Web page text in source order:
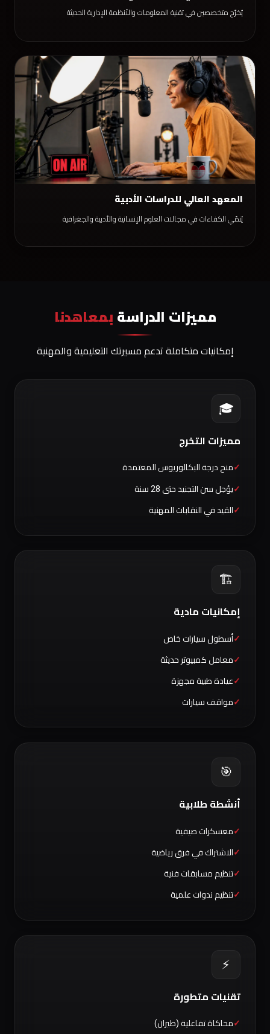
يُخرّج متخصصين في تقنية المعلومات والأنظمة الإدارية الحديثة
المعهد العالي للدراسات الأدبية
يُنمّي الكفاءات في مجالات العلوم الإنسانية والأدبية والجغرافية
مميزات الدراسة بمعاهدنا
إمكانيات متكاملة تدعم مسيرتك التعليمية والمهنية
🎓
مميزات التخرج
منح درجة البكالوريوس المعتمدة
يؤجل سن التجنيد حتى 28 سنة
القيد في النقابات المهنية
🏗️
إمكانيات مادية
أسطول سيارات خاص
معامل كمبيوتر حديثة
عيادة طبية مجهزة
مواقف سيارات
🎯
أنشطة طلابية
معسكرات صيفية
الاشتراك في فرق رياضية
تنظيم مسابقات فنية
تنظيم ندوات علمية
⚡
تقنيات متطورة
محاكاة تفاعلية (طيران)